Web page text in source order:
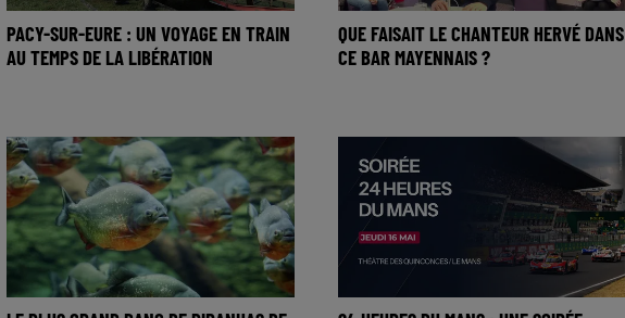
PACY-SUR-EURE : UN VOYAGE EN TRAIN
AU TEMPS DE LA LIBÉRATION
QUE FAISAIT LE CHANTEUR HERVÉ DANS
CE BAR MAYENNAIS ?